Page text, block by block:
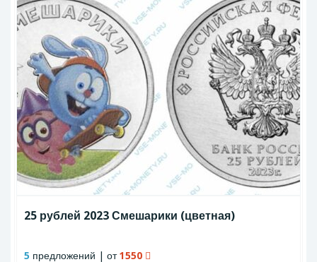
25 рублей 2023 Смешарики (цветная)
5 предложений | от1550